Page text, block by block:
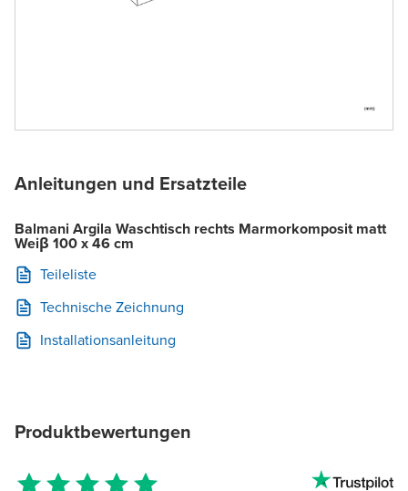
Anleitungen und Ersatzteile
Balmani Argila Waschtisch rechts Marmorkomposit matt
Weiβ 100 x 46 cm
Teileliste
Technische Zeichnung
Installationsanleitung
Produktbewertungen